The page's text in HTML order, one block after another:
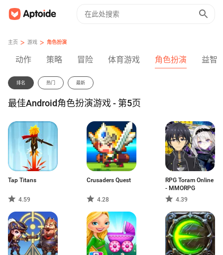
主页 > 游戏 > 角色扮演
动作 策略 冒险 体育游戏 角色扮演 益智
排名 热门 最新
最佳Android角色扮演游戏 - 第5页
Tap Titans
4.59
Crusaders Quest
4.28
RPG Toram Online
- MMORPG
4.39